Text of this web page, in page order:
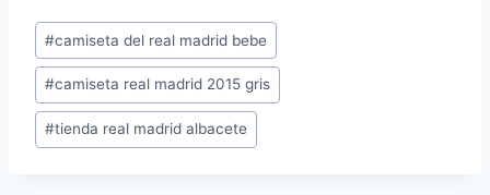
Etiquetas
de
la
entrada:
#camiseta del real madrid bebe
#camiseta real madrid 2015 gris
#tienda real madrid albacete